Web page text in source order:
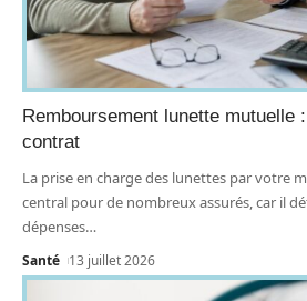
Remboursement lunette mutuelle
contrat
La prise en charge des lunettes par votre
central pour de nombreux assurés, car il
dépenses…
Santé 13 juillet 2026